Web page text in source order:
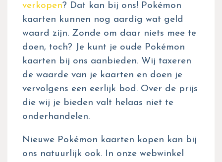
verkopen? Dat kan bij ons! Pokémon
kaarten kunnen nog aardig wat geld
waard zijn. Zonde om daar niets mee te
doen, toch? Je kunt je oude Pokémon
kaarten bij ons aanbieden. Wij taxeren
de waarde van je kaarten en doen je
vervolgens een eerlijk bod. Over de prijs
die wij je bieden valt helaas niet te
onderhandelen.
Nieuwe Pokémon kaarten kopen kan bij
ons natuurlijk ook. In onze webwinkel